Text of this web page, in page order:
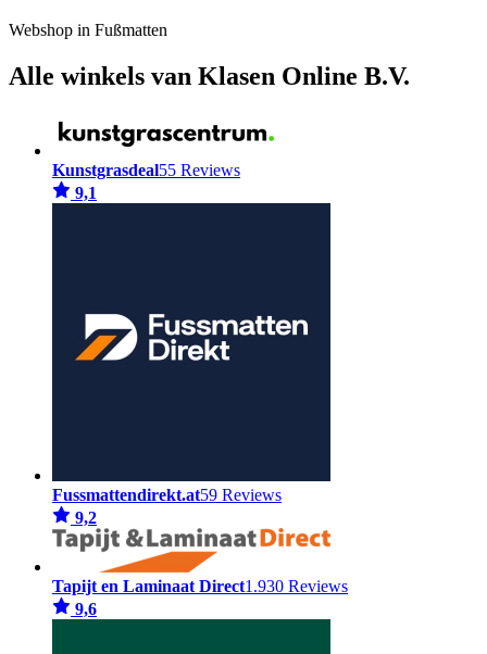
Webshop in Fußmatten
Alle winkels van Klasen Online B.V.
Kunstgrasdeal55 Reviews
9,1
Fussmattendirekt.at59 Reviews
9,2
Tapijt en Laminaat Direct1.930 Reviews
9,6